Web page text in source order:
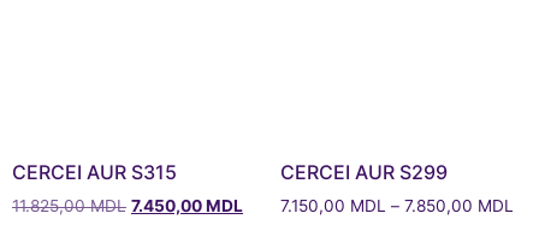
CERCEI AUR S315
11.825,00MDL 7.450,00MDL
CERCEI AUR S299
7.150,00 MDL – 7.850,00 MDL